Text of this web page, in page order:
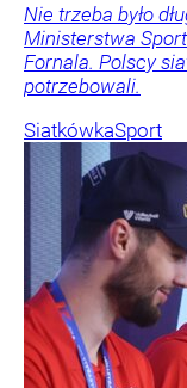
Nie trzeba było
Ministerstwa
Fornala. Polscy
potrzebowali.
SiatkówkaSport